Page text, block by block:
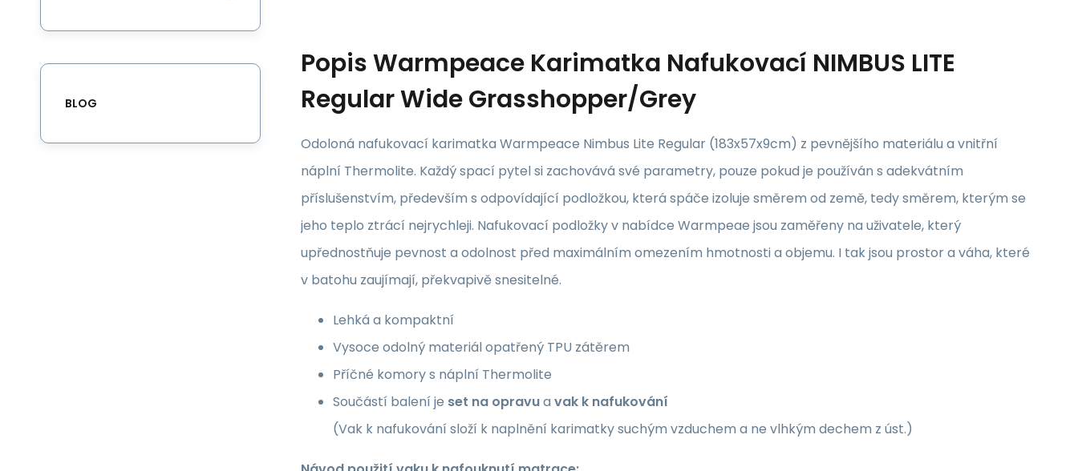
PopisWarmpeace Karimatka Nafukovací NIMBUS LITE
Regular Wide Grasshopper/Grey
Odoloná nafukovací karimatka Warmpeace Nimbus Lite Regular (183x57x9cm) z pevnějšího materiálu a vnitřní
náplní Thermolite. Každý spací pytel si zachovává své parametry, pouze pokud je používán s adekvátním
příslušenstvím, především s odpovídající podložkou, která spáče izoluje směrem od země, tedy směrem, kterým se
jeho teplo ztrácí nejrychleji. Nafukovací podložky v nabídce Warmpeae jsou zaměřeny na uživatele, který
upřednostňuje pevnost a odolnost před maximálním omezením hmotnosti a objemu. I tak jsou prostor a váha, které
v batohu zaujímají, překvapivě snesitelné.
Lehká a kompaktní
Vysoce odolný materiál opatřený TPU zátěrem
Příčné komory s náplní Thermolite
Součástí balení je set na opravua vak k nafukování
(Vak k nafukování složí k naplnění karimatky suchým vzduchem a ne vlhkým dechem z úst.)
BLOG